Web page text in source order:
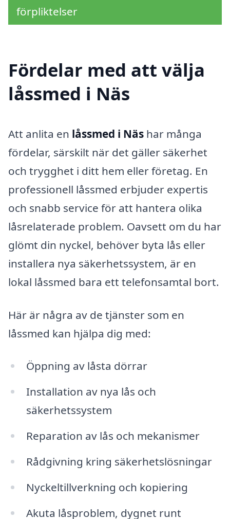
förpliktelser
Fördelar med att välja
låssmed i Näs
Att anlita en låssmed i Näs har många
fördelar, särskilt när det gäller säkerhet
och trygghet i ditt hem eller företag. En
professionell låssmed erbjuder expertis
och snabb service för att hantera olika
låsrelaterade problem. Oavsett om du har
glömt din nyckel, behöver byta lås eller
installera nya säkerhetssystem, är en
lokal låssmed bara ett telefonsamtal bort.
Här är några av de tjänster som en
låssmed kan hjälpa dig med:
Öppning av låsta dörrar
Installation av nya lås och
säkerhetssystem
Reparation av lås och mekanismer
Rådgivning kring säkerhetslösningar
Nyckeltillverkning och kopiering
Akuta låsproblem, dygnet runt